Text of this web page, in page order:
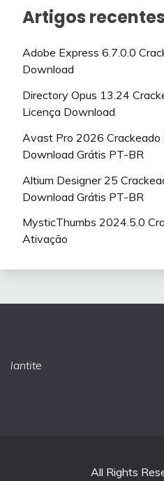
Artigos recentes
Adobe Express 6.7.0.0
Download
Directory Opus 13.24
Licença Download
Avast Pro 2026 Crackeado
Download Grátis PT-BR
Altium Designer 25
Download Grátis PT-BR
MysticThumbs 2024.5.0
Ativação
lantite
All Rights